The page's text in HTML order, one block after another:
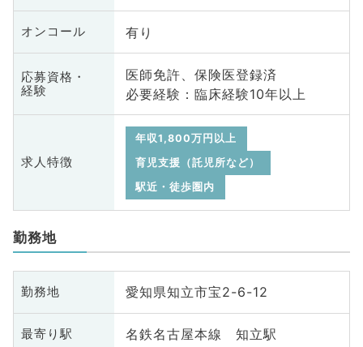
オンコール 有り
応募資格・
経験
医師免許、保険医登録済
必要経験：臨床経験10年以上
求人特徴
年収1,800万円以上
育児支援（託児所など）
駅近・徒歩圏内
勤務地
勤務地 愛知県知立市宝2-6-12
最寄り駅 名鉄名古屋本線 知立駅